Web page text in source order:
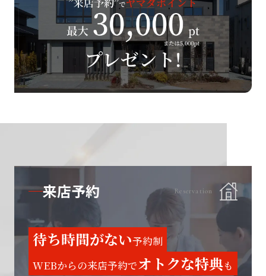
Reservation
来店予約
待ち時間がない予約制
WEBからの来店予約でオトクな特典も